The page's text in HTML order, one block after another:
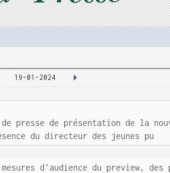
19-01-2024
presse de présentation de la
du directeur des jeunes pu
d'audience du preview, des